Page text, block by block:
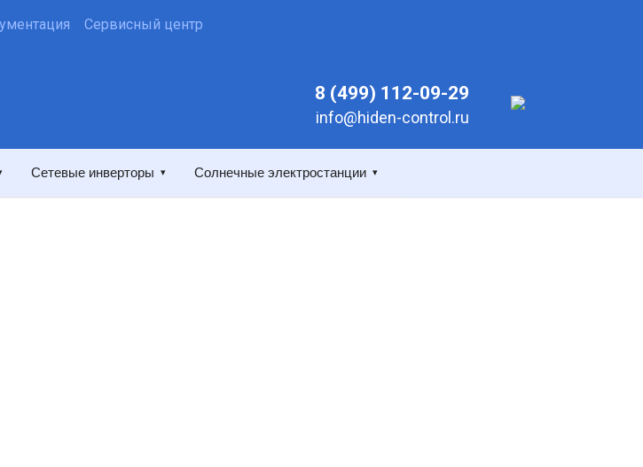
Сервисный центр
8 (499) 112-09-29
info@hiden-control.ru
Сетевые инверторы ▾ Солнечные электростанции ▾